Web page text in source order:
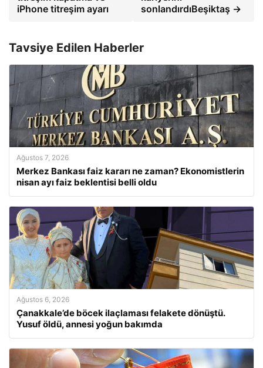
iPhone titreşim ayarı
sonlandırdıBeşiktaş →
Tavsiye Edilen Haberler
Ağustos 7, 2026
Merkez Bankası faiz kararı ne zaman? Ekonomistlerin
nisan ayı faiz beklentisi belli oldu
Ağustos 6, 2026
Çanakkale’de böcek ilaçlaması felakete dönüştü.
Yusuf öldü, annesi yoğun bakımda